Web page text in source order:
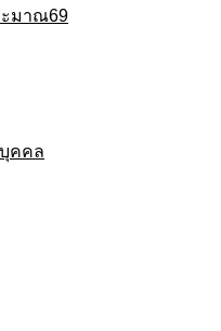
มาณ69
คคล